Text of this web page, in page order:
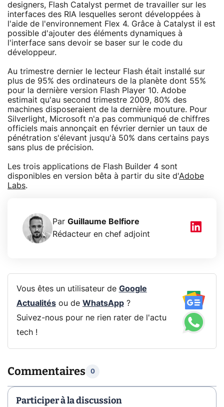
designers, Flash Catalyst permet de travailler sur les
interfaces des RIA lesquelles seront développées à
l'aide de l'environnement Flex 4. Grâce à Catalyst il est
possible d'ajouter des éléments dynamiques à
l'interface sans devoir se baser sur le code du
développeur.
Au trimestre dernier le lecteur Flash était installé sur
plus de 95% des ordinateurs de la planète dont 55%
pour la dernière version Flash Player 10. Adobe
estimait qu'au second trimestre 2009, 80% des
machines disposeraient de la dernière mouture. Pour
Silverlight, Microsoft n'a pas communiqué de chiffres
officiels mais annonçait en février dernier un taux de
pénétration s'élevant jusqu'à 50% dans certains pays
sans plus de précision.
Les trois applications de Flash Builder 4 sont
disponibles en version bêta à partir du site d'Adobe
Labs.
Par Guillaume Belfiore
Rédacteur en chef adjoint
Vous êtes un utilisateur de Google
Actualitésou de WhatsApp?
Suivez-nous pour ne rien rater de l'actu
tech !
Commentaires 0
Participer à la discussion